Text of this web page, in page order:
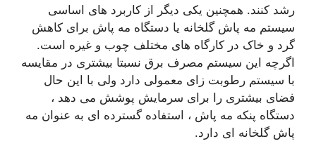
رشد کنند. همچنین یکی دیگر از کاربرد های اساسی
سیستم مه پاش گلخانه یا دستگاه مه پاش برای کاهش
گرد و خاک در کارگاه های مختلف چوب و غیره است.
اگرچه این سیستم مصرف برق نسبتا بیشتری در مقایسه
با سیستم رطوبت زای معمولی دارد ولی با این حال
فضای بیشتری را برای سرمایش پوشش می دهد ،
دستگاه پنکه مه پاش ، استفاده گسترده ای به عنوان مه
پاش گلخانه ای دارد.